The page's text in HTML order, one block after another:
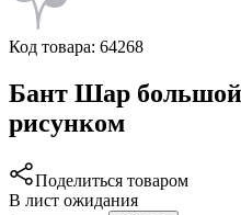
Код товара: 64268
Бант Шар большой
рисунком
Поделиться товаром
В лист ожидания